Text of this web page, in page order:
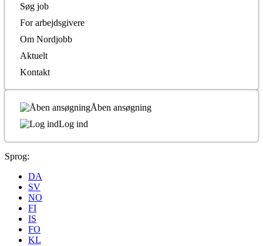
Søg job
For arbejdsgivere
Om Nordjobb
Aktuelt
Kontakt
Åben ansøgning
Log ind
Sprog:
DA
SV
NO
FI
IS
FO
KL